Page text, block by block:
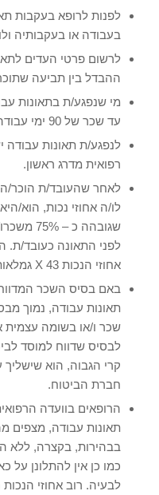
לפנות לרופא בעקבות
בעבודה או בעקבותיה
לרשום פרטי העדים
ההבדל בין תביעה
מי שנפגע/ת בתאונות
עד שכר של 90 ימי עבודה.
לנפגע/ת תאונות
רפואית מדרג ראשון.
לאחר שהעובד/ת הוכר/ה
לו/ה אחוזי נכות, הוא/
שגובהה
אחוזי הנכות X 43 גמלאות.
באם בסיס השכר
תאונות עבודה, נמוך
שכר ו/או בשומה עצמית
לבסיס שדווח למוסד
קרי הגבוה, הוא שישליך
חברת הביטוח.
הרופאים בוועדה
תאונות עבודה, מצפים
בבהירות, בקצרה, ללא
כמו כן אין להתלונן על
לבעיה. רוב אחוזי